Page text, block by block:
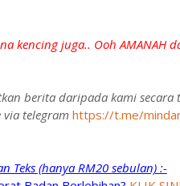
kencing juga.. Ooh AMANAH
berita daripada kami secara
via telegram https://t.me/
Teks (hanya RM20 sebulan) :-